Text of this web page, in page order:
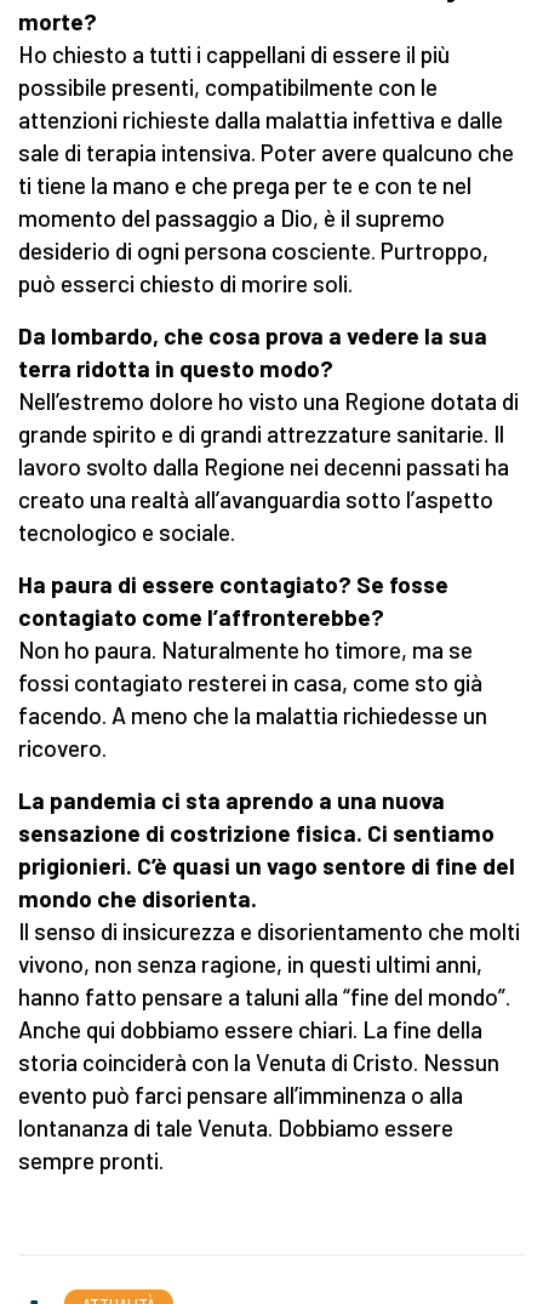
morte?
Ho chiesto a tutti i cappellani di essere il più
possibile presenti, compatibilmente con le
attenzioni richieste dalla malattia infettiva e dalle
sale di terapia intensiva. Poter avere qualcuno che
ti tiene la mano e che prega per te e con te nel
momento del passaggio a Dio, è il supremo
desiderio di ogni persona cosciente. Purtroppo,
può esserci chiesto di morire soli.
Da lombardo, che cosa prova a vedere la sua
terra ridotta in questo modo?
Nell’estremo dolore ho visto una Regione dotata di
grande spirito e di grandi attrezzature sanitarie. Il
lavoro svolto dalla Regione nei decenni passati ha
creato una realtà all’avanguardia sotto l’aspetto
tecnologico e sociale.
Ha paura di essere contagiato? Se fosse
contagiato come l’affronterebbe?
Non ho paura. Naturalmente ho timore, ma se
fossi contagiato resterei in casa, come sto già
facendo. A meno che la malattia richiedesse un
ricovero.
La pandemia ci sta aprendo a una nuova
sensazione di costrizione fisica. Ci sentiamo
prigionieri. C’è quasi un vago sentore di fine del
mondo che disorienta.
Il senso di insicurezza e disorientamento che molti
vivono, non senza ragione, in questi ultimi anni,
hanno fatto pensare a taluni alla “fine del mondo”.
Anche qui dobbiamo essere chiari. La fine della
storia coinciderà con la Venuta di Cristo. Nessun
evento può farci pensare all’imminenza o alla
lontananza di tale Venuta. Dobbiamo essere
sempre pronti.